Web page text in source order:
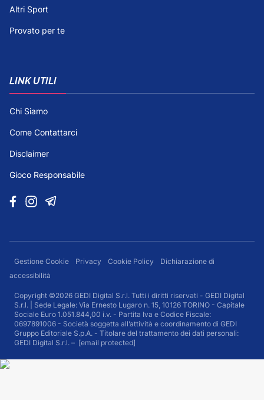
Altri Sport
Provato per te
LINK UTILI
Chi Siamo
Come Contattarci
Disclaimer
Gioco Responsabile
Gestione Cookie Privacy Cookie Policy
Dichiarazione di
accessibilità
Copyright ©2026 GEDI Digital S.r.l. Tutti i diritti riservati - GEDI Digital
S.r.l. | Sede Legale: Via Ernesto Lugaro n. 15, 10126 TORINO - Capitale
Sociale Euro 1.051.844,00 i.v. - Partita Iva e Codice Fiscale:
0697891006 - Società soggetta all’attività e coordinamento di GEDI
Gruppo Editoriale S.p.A. - Titolare del trattamento dei dati personali:
GEDI Digital S.r.l. – [email protected]